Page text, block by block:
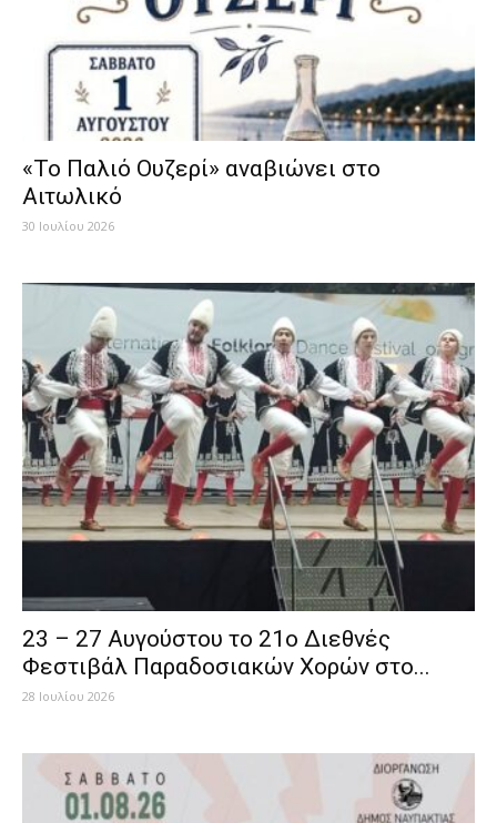
«Το Παλιό Ουζερί» αναβιώνει στο
Αιτωλικό
30 Ιουλίου 2026
23 – 27 Aυγούστου το 21ο Διεθνές
Φεστιβάλ Παραδοσιακών Χορών στο...
28 Ιουλίου 2026